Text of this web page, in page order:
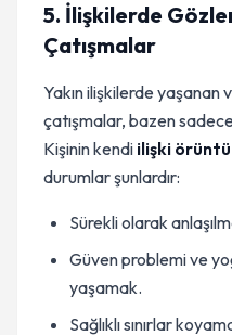
5. İlişkilerde
Çatışmalar
Yakın ilişkilerde yaşanan
çatışmalar, bazen
Kişinin kendi ilişki
durumlar şunlardır:
Sürekli olarak
Güven problemi ve
yaşamak.
Sağlıklı sınırlar